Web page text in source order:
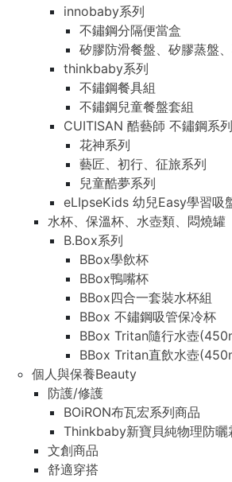
innobaby系列
不鏽鋼分隔便當盒
矽膠防滑餐盤、矽膠蒸盤
thinkbaby系列
不鏽鋼餐具組
不鏽鋼兒童餐盤套組
CUITISAN 酷藝師 不鏽鋼系列
花神系列
藝匠、初行、征旅系列
兒童酷夢系列
eLIpseKids 幼兒Easy學習吸
水杯、保溫杯、水壺類、悶燒罐
B.Box系列
BBox學飲杯
BBox鴨嘴杯
BBox四合一套裝水杯組
BBox 不鏽鋼吸管保冷杯
BBox Tritan隨行水壺
BBox Tritan直飲水壺
個人與保養Beauty
防護/修護
BOiRON布瓦宏系列商品
Thinkbaby新寶貝純物理防
文創商品
舒適穿搭